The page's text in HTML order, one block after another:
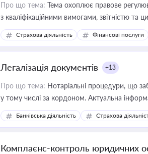
Про що тема: Тема охоплює правове
з кваліфікаційними вимогами, звітністю та
медійних змін у цій сфері корисне для
приватизації, оренди державного майна,
Страхова діяльність Фінансові послуги
Легалізація документів +13
Про що тема: Нотаріальні процедури, що
у тому числі за кордоном. Актуальна
ризиків недійсності та забезпечувати їх
Банківська діяльність Страхова
Комплаєнс-контроль юридичних